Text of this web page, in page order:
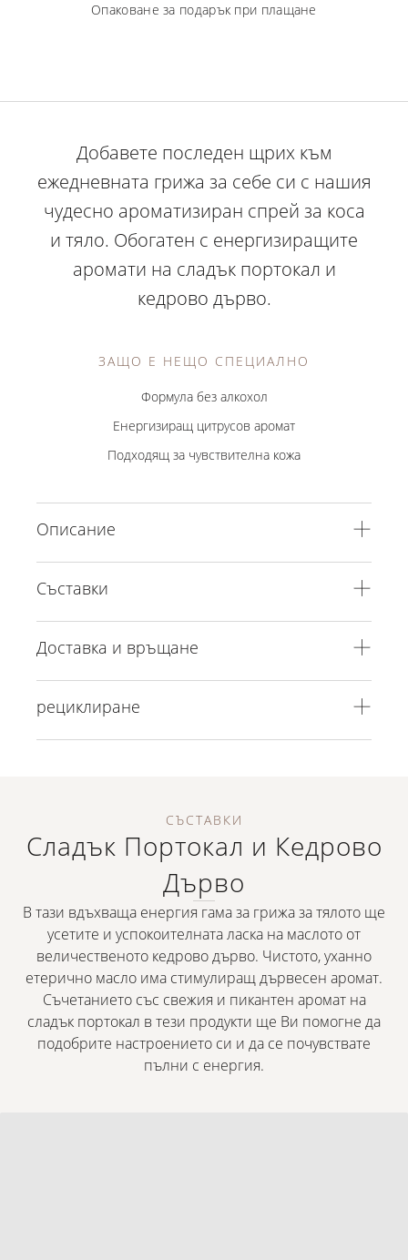
Опаковане за подарък при плащане
Добавете последен щрих към
ежедневната грижа за себе си с нашия
чудесно ароматизиран спрей за коса
и тяло. Обогатен с енергизиращите
аромати на сладък портокал и
кедрово дърво.
ЗАЩО Е НЕЩО СПЕЦИАЛНО
Формула без алкохол
Енергизиращ цитрусов аромат
Подходящ за чувствителна кожа
Описание
Съставки
Доставка и връщане
рециклиране
СЪСТАВКИ
Сладък Портокал и Кедрово
Дърво
В тази вдъхваща енергия гама за грижа за тялото ще
усетите и успокоителната ласка на маслото от
величественото кедрово дърво. Чистото, уханно
етерично масло има стимулиращ дървесен аромат.
Съчетанието със свежия и пикантен аромат на
сладък портокал в тези продукти ще Ви помогне да
подобрите настроението си и да се почувствате
пълни с енергия.